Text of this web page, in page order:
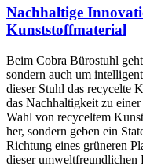
Nachhaltige
Kunststoffmaterial
Beim Cobra Bürostuhl
sondern auch um
dieser Stuhl das recycelte
das Nachhaltigkeit zu
Wahl von recyceltem
her, sondern geben ein
Richtung eines grüneren
dieser umweltfreundlichen